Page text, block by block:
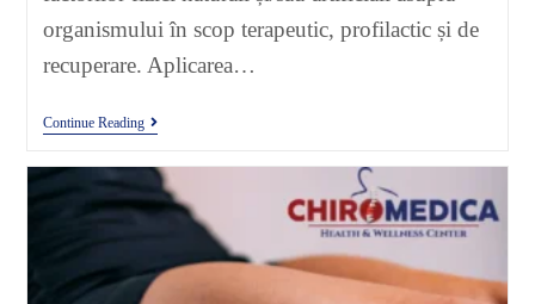
organismului în scop terapeutic, profilactic și de
recuperare. Aplicarea…
Continue Reading